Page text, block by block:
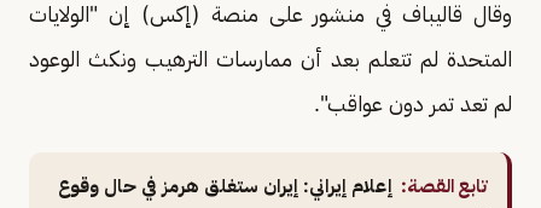
وقال قاليباف في منشور على منصة (إكس) إن "الولايات
المتحدة لم تتعلم بعد أن ممارسات الترهيب ونكث الوعود
لم تعد تمر دون عواقب".
تابع القصة: إعلام إيراني: إيران ستغلق هرمز في حال وقوع